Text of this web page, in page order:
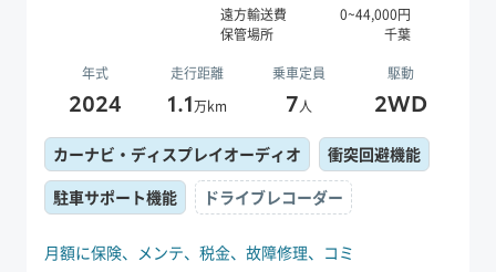
遠方輸送費
0~44,000円
保管場所
千葉
年式 走行距離 乗車定員 駆動
2024 1.1万km 7人 2WD
月額に保険、 メンテ、 税金、 故障修理、 コミ
カーナビ・ディスプレイオーディオ
衝突回避機能
駐車サポート機能
ドライブレコーダー